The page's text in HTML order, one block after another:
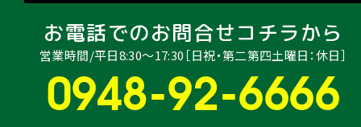
お電話でのお問合せコチラから
営業時間/平日8:30〜17:30［日祝・第二第四土曜日：休日］
0948-92-6666